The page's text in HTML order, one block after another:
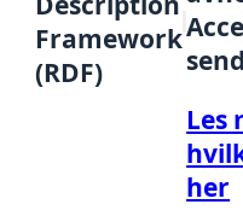
Framework
(RDF)
Les
her